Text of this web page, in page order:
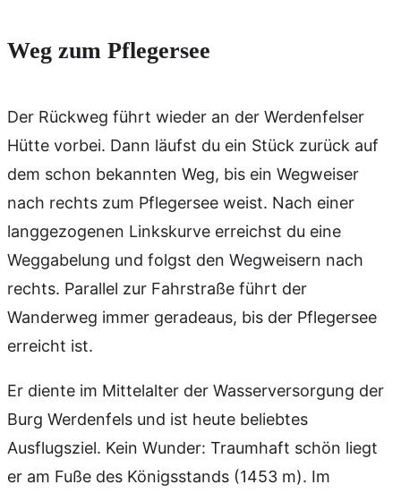
Weg zum Pflegersee
Der Rückweg führt wieder an der Werdenfelser
Hütte vorbei. Dann läufst du ein Stück zurück auf
dem schon bekannten Weg, bis ein Wegweiser
nach rechts zum Pflegersee weist. Nach einer
langgezogenen Linkskurve erreichst du eine
Weggabelung und folgst den Wegweisern nach
rechts. Parallel zur Fahrstraße führt der
Wanderweg immer geradeaus, bis der Pflegersee
erreicht ist.
Er diente im Mittelalter der Wasserversorgung der
Burg Werdenfels und ist heute beliebtes
Ausflugsziel. Kein Wunder: Traumhaft schön liegt
er am Fuße des Königsstands (1453 m). Im